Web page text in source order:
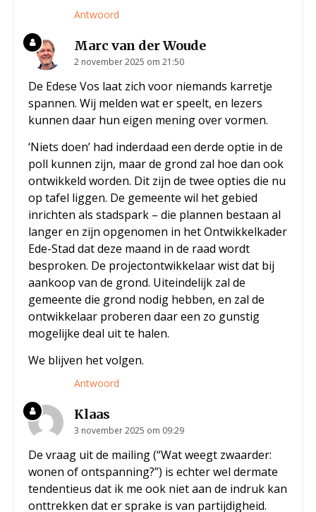
Antwoord
Marc van der Woude
2 november 2025 om 21:50
De Edese Vos laat zich voor niemands karretje
spannen. Wij melden wat er speelt, en lezers
kunnen daar hun eigen mening over vormen.
‘Niets doen’ had inderdaad een derde optie in de
poll kunnen zijn, maar de grond zal hoe dan ook
ontwikkeld worden. Dit zijn de twee opties die nu
op tafel liggen. De gemeente wil het gebied
inrichten als stadspark – die plannen bestaan al
langer en zijn opgenomen in het Ontwikkelkader
Ede-Stad dat deze maand in de raad wordt
besproken. De projectontwikkelaar wist dat bij
aankoop van de grond. Uiteindelijk zal de
gemeente die grond nodig hebben, en zal de
ontwikkelaar proberen daar een zo gunstig
mogelijke deal uit te halen.
We blijven het volgen.
Antwoord
Klaas
3 november 2025 om 09:29
De vraag uit de mailing (“Wat weegt zwaarder:
wonen of ontspanning?”) is echter wel dermate
tendentieus dat ik me ook niet aan de indruk kan
onttrekken dat er sprake is van partijdigheid.